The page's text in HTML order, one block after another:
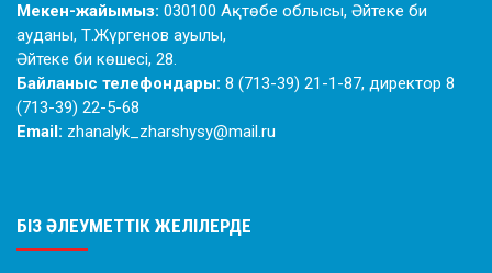
Мекен-жайымыз: 030100 Ақтөбе облысы, Әйтеке би
ауданы, Т.Жүргенов ауылы,
Әйтеке би көшесі, 28.
Байланыс телефондары: 8 (713-39) 21-1-87, директор 8
(713-39) 22-5-68
Email: zhanalyk_zharshysy@mail.ru
БІЗ ӘЛЕУМЕТТІК ЖЕЛІЛЕРДЕ